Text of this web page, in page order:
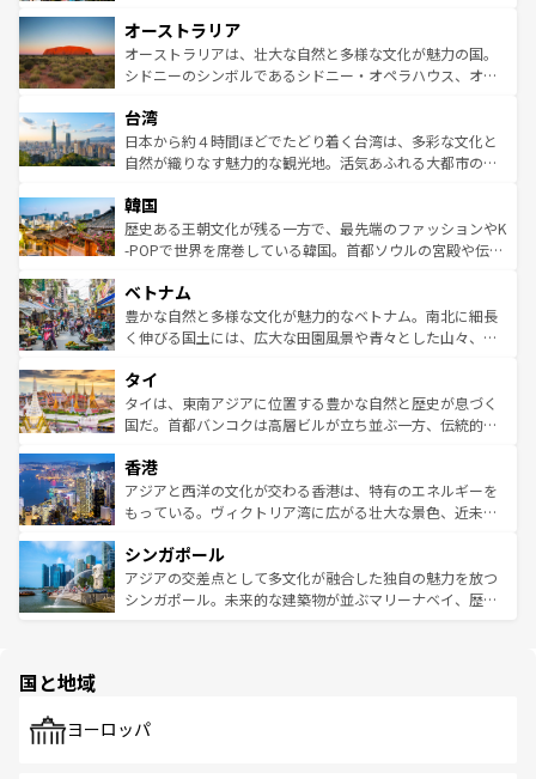
部のニューオーリンズでは、音楽と美食が融合した独特の
文化が魅力。旅行者はアメリカの各地域で異なる魅力を楽
しみながら、その多様性と豊かな歴史を感じることができ
ならではの贅沢な旅のスタイルだ。 なお、新着のアメリカ
情報はコンテンツ一覧を参照してほしい。
ワイ島は見逃せない。また、定番の観光地といえばオアフ
島だが、静かな自然を求めるならマウイ島やカウアイ島が
おすすめ。エメラルドグリーンに輝く海をはじめ、豊かな
れるおもてなしの心で訪れる人々を迎えてくれるハワイの
人々、おいしいローカルフードやハワイアンミュージッ
ク、伝統的なフラダンスなど、すべてがハワイの魅力を彩
ワイを、存分に味わってほしい。 なお、新着のハワイ情報
はコンテンツ一覧を参照してほしい。
オーストラリア
オーストラリアは、壮大な自然と多様な文化が魅力の国。
シドニーのシンボルであるシドニー・オペラハウス、オー
リアリーフや大陸中央部にそびえるウルル（エアーズロッ
ク）、タスマニアの美しい原生林やケアンズの熱帯雨林な
ど、見どころがたくさん。また、カフェやワイン、オージ
いる。アクティビティも充実しており、サーフィンやダイ
ビング、ハイキングなど、アウトドア好きにはたまらな
い。オーストラリアの多彩な魅力を存分に味わいつくそ
参照してほしい。
台湾
日本から約４時間ほどでたどり着く台湾は、多彩な文化と
自然が織りなす魅力的な観光地。活気あふれる大都市の台
ン）、静ひつな山岳地帯である台湾東部など、都市の喧騒
と山間の静けさが共存しており、訪れる人に新しい発見と
驚きをもたらしてくれる。また、奥深い台湾の食文化も魅
容にもいいと評判のスイーツなど、バラエティ豊かな料理
が味わえる。 なお、新着の台湾情報は コンテンツ一覧を参
照してほしい。
韓国
歴史ある王朝文化が残る一方で、最先端のファッションやK
-POPで世界を席巻している韓国。首都ソウルの宮殿や伝統
き、地方に足を延ばせば四季折々の自然美を楽しむことが
できる。そして、キムチや焼肉、絶品のストリートフード
まで、さまざまな韓国料理が待っている。夜には、韓国な
リティに包まれながら、韓国の多彩な魅力を心ゆくまで味
わってみてほしい。 なお、新着の韓国情報はコンテンツ一
覧を参照してほしい。
ベトナム
豊かな自然と多様な文化が魅力的なベトナム。南北に細長
く伸びる国土には、広大な田園風景や青々とした山々、世
急速な発展と共に伝統が息づく。ハノイの古い町並みやホ
ーチミン市のフランス統治時代の建物も、独特の雰囲気を
醸し出している。また、バラエティの豊かさとおいしさで
とつ。フォーやバインミー、ベトナムコーヒーなどは、ぜ
ひ現地で味わいたい。どの地域を訪れてもあたたかい人々
が旅行者を迎えてくれるので、きっと忘れられない旅にな
参照してほしい。
タイ
タイは、東南アジアに位置する豊かな自然と歴史が息づく
国だ。首都バンコクは高層ビルが立ち並ぶ一方、伝統的な
の活気が交差している。北部ではチェンマイなどの山岳地
帯で自然と触れ合い、南部ではプーケットやクラビの美し
いビーチでリゾート気分を楽しむことができる。タイ料理
激する。気候は一年中温暖で、どの季節にも異なる楽しみ
が待っている。親しみやすいタイの人々、仏教を中心とし
た文化、そして多様な観光資源が、訪れる旅人を魅了し続
香港
アジアと西洋の文化が交わる香港は、特有のエネルギーを
もっている。ヴィクトリア湾に広がる壮大な景色、近未来
み、どこを訪れても感動するはず。観光スポットが密集し
ており、効率よく見どころを回れるのも魅力。息をのむよ
うな絶景から文化的な体験まで、香港を存分に楽しみ尽く
シンガポール
アジアの交差点として多文化が融合した独自の魅力を放つ
シンガポール。未来的な建築物が並ぶマリーナベイ、歴史
で、ホーカーズは地元の風情を楽しめる外せないスポット
国と地域
ヨーロッパ